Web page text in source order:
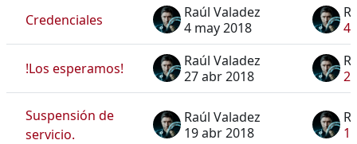
Credenciales
Raúl Valadez
4 may 2018
4
!Los esperamos!
Raúl Valadez
27 abr 2018
Suspensión de
servicio.
Raúl Valadez
19 abr 2018